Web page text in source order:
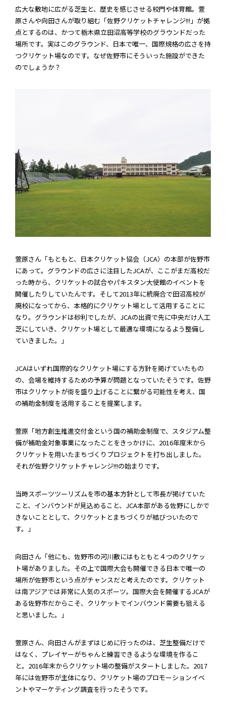
広大な敷地に広がる芝生と、歴史を感じさせる校門や体育館。萱
原さんや向田さんが取り組む「佐野クリケットチャレンジ!!!」が拠
点とするのは、かつて栃木県立田沼高等学校のグラウンドだった
場所です。実はこのグラウンド、日本で唯一、国際規格の広さを持
つクリケット場なのです。なぜ佐野市にそういった施設ができた
のでしょうか？
萱原さん「もともと、日本クリケット協会（JCA）の本部が佐野市
にあって。グラウンドの広さに注目したJCAが、ここがまだ高校だ
った時から、クリケットの試合やパキスタン大使館のイベントを
開催したりしていたんです。そして2013年に統廃合で田沼高校が
廃校になってから、本格的にクリケット場として活用することに
なり。グラウンドは砂利でしたが、JCAの出資で先に中央だけ人工
芝にしていき、クリケット場として最適な環境になるよう整備し
ていきました。」
JCAはいずれ国際的なクリケット場にする方針を掲げていたもの
の、会場を維持するための予算が問題となっていたそうです。佐野
市はクリケットが街を盛り上げることに繋がる可能性を考え、国
の補助金制度を活用することを提案します。
萱原「地方創生推進交付金という国の補助金制度で、スタジアム整
備が補助金対象事業になったことをきっかけに、2016年度末から
クリケットを用いたまちづくりプロジェクトを打ち出しました。
それが佐野クリケットチャレンジ!!!の始まりです。
当時スポーツツーリズムを市の基本方針として市長が掲げていた
こと、インバウンドが見込めること、JCA本部がある佐野にしかで
きないこととして、クリケットとまちづくりが結びついたので
す。」
向田さん「他にも、佐野市の河川敷にはもともと４つのクリケッ
ト場がありました。その上で国際大会も開催できる日本で唯一の
場所が佐野市という点がチャンスだと考えたのです。クリケット
は南アジアでは非常に人気のスポーツ。国際大会を開催するJCAが
ある佐野市だからこそ、クリケットでインバウンド需要も狙える
と思いました。」
萱原さん、向田さんがまずはじめに行ったのは、芝生整備だけで
はなく、プレイヤーがちゃんと練習できるような環境を作るこ
と。2016年末からクリケット場の整備がスタートしました。2017
年には佐野市が主体になり、クリケット場のプロモーションイベ
ントやマーケティング調査を行ったそうです。